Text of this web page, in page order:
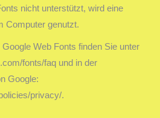
nicht unterstützt, wird eine
Computer genutzt.
Web Fonts finden Sie unter
fonts/faq und in der
Google:
privacy/.